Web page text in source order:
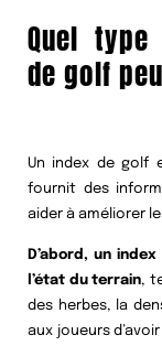
Quel type
de golf
Un index de golf
fournit des
aider à améliorer
D’abord, un
l’état du terrain,
des herbes, la
aux joueurs